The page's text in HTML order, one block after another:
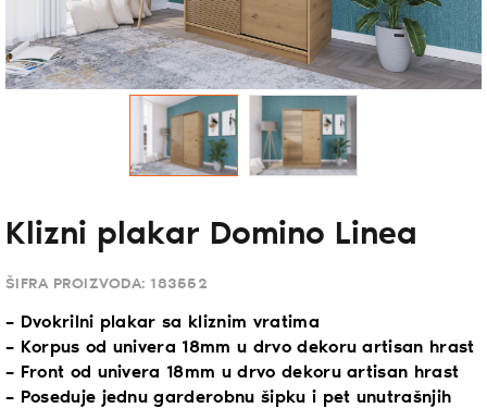
Klizni plakar Domino Linea
ŠIFRA PROIZVODA: 183552
– Dvokrilni plakar sa kliznim vratima
– Korpus od univera 18mm u drvo dekoru artisan hrast
– Front od univera 18mm u drvo dekoru artisan hrast
– Poseduje jednu garderobnu šipku i pet unutrašnjih